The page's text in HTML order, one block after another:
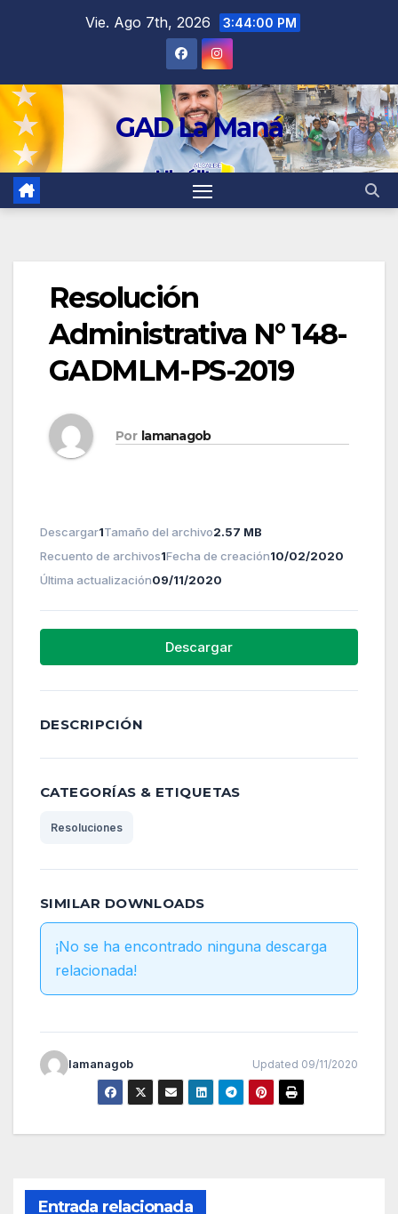
Vie. Ago 7th, 2026 3:44:00 PM
GAD La Maná
Resolución
Administrativa N° 148-
GADMLM-PS-2019
Por lamanagob
Descargar1Tamaño del archivo2.57 MB
Recuento de archivos1Fecha de creación10/02/2020
Última actualización09/11/2020
Descargar
DESCRIPCIÓN
CATEGORÍAS & ETIQUETAS
Resoluciones
SIMILAR DOWNLOADS
¡No se ha encontrado ninguna descarga
relacionada!
lamanagob Updated 09/11/2020
Entrada relacionada